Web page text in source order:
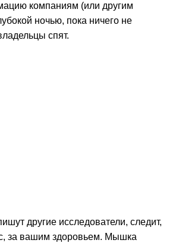
компаниям (или другим
ночью, пока ничего не
спят.
другие исследователи, следит,
за вашим здоровьем. Мышка